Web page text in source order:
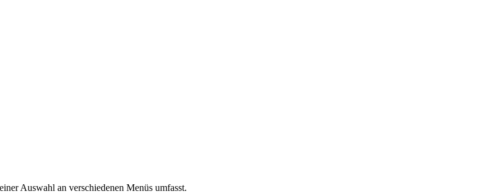
Auswahl an verschiedenen Menüs umfasst.